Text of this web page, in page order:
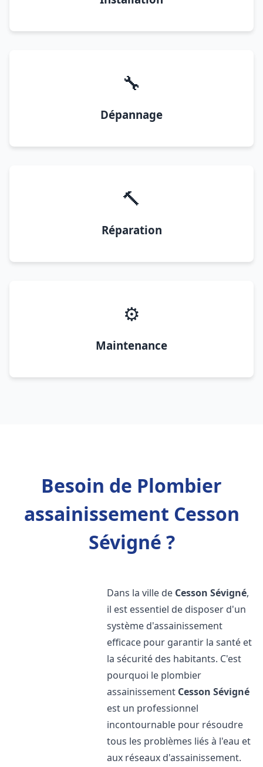
🔧
Dépannage
🔨
Réparation
⚙️
Maintenance
Besoin de Plombier
assainissement Cesson
Sévigné ?
Dans la ville de Cesson Sévigné,
il est essentiel de disposer d'un
système d'assainissement
efficace pour garantir la santé et
la sécurité des habitants. C'est
pourquoi le plombier
assainissement Cesson Sévigné
est un professionnel
incontournable pour résoudre
tous les problèmes liés à l'eau et
aux réseaux d'assainissement.